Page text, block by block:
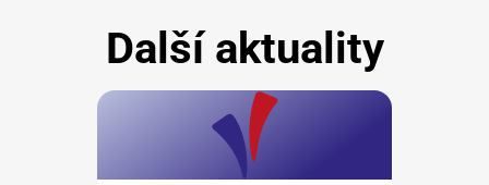
Další aktuality